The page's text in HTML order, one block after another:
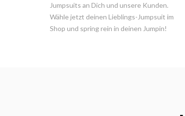
Jumpsuits an Dich und unsere Kunden.
Wähle jetzt deinen Lieblings-Jumpsuit im
Shop und spring rein in deinen Jumpin!